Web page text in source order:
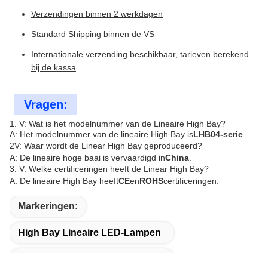
Verzendingen binnen 2 werkdagen
Standard Shipping binnen de VS
Internationale verzending beschikbaar, tarieven berekend
bij de kassa
Vragen:
1. V: Wat is het modelnummer van de Lineaire High Bay?
A: Het modelnummer van de lineaire High Bay isLHB04-serie
2V: Waar wordt de Linear High Bay geproduceerd?
A: De lineaire hoge baai is vervaardigd inChina
3. V: Welke certificeringen heeft de Linear High Bay?
A: De lineaire High Bay heeftCEenROHScertificeringen.
Markeringen:
High Bay Lineaire LED-Lampen